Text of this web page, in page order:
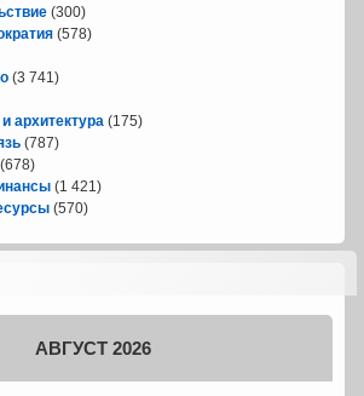
(300)
(578)
(3 741)
архитектура(175)
(787)
(1 421)
(570)
АВГУСТ 2026